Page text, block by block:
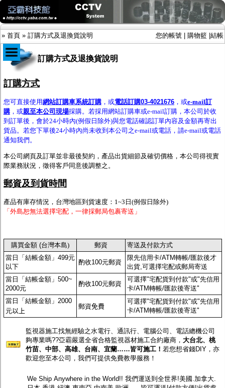
» 首頁 » 訂購方式及退換貨說明 您的帳號 購物籃 結帳
商品目錄
IP網路攝影機及錄放影機
AHD DVR數位錄放影機
AHD半球型(適用屋內)
AHD中小型紅外線攝影機(適用騎樓、室內外)
AHD防護罩型攝影機(適用屋外，紅外線照射
距離遠）
AHD特殊功能型攝影機
傳統高解析攝影機
投光設備
防護罩及支架
網路設備
視訊轉換設備
雙絞線傳輸器
雜訊改善器
分配放大器
網路線用水晶頭
網路線
懶人線.同軸線.花線
線頭.插座.延長線.HDMI線
變壓器.避雷器
轉接頭
偽裝嚇阻假監視器. 警示防盜貼紙
行車紀錄器.車用插座配件
客訂商品
訂購方式及退換貨說明
訂購方式
您可直接使用網站訂購車系統訂購 ，或電話訂購03-4021676 ，或e-mail訂
購 ，或親至本公司現場採購。若採用網站訂購車或e-mail訂購，本公司於收
到訂單後，會於24小時內(例假日除外)與您電話確認訂單內容及金額再寄出
貨品。若您下單後24小時內尚未收到本公司之e-mail或電話，請e-mail或電話
通知我們。
本公司網頁及訂單並非最後契約，產品出貨細節及確切價格，本公司得視實
際業務狀況，徵得客戶同意後調整之。
郵資及到貨時間
產品有庫存情況，台灣地區到貨速度：1~3日(例假日除外)
「外島恕無法選擇宅配，一律採郵局包裹寄送」
購買金額 (台灣本島) 郵資
寄送及付款方式
當日「結帳金額」499元
以下
酌收100元郵資
限先信用卡/ATM轉帳/匯款後才
出貨,可選擇宅配或郵局寄送
當日「結帳金額」500~
2000元
酌收100元郵資
可選擇"宅配貨到付款"或"先信用
卡/ATM轉帳/匯款後寄送"
當日「結帳金額」2000
元以上
郵資免費
可選擇"宅配貨到付款"或"先信用
卡/ATM轉帳/匯款後寄送"
監視器施工找無經驗之水電行、通訊行、電腦公司、電話總機公司
夠專業嗎??亞霸嚴選全省合格監視器材施工合約廠商， 大台北、桃
竹苗、中部、高雄、台南、宜蘭……皆可施工！ 若您想省錢DIY，亦
歡迎您至本公司，我們可提供免費教學服務！
We Ship Anywhere in the World!! 我們運送到全世界!美國.加拿大.